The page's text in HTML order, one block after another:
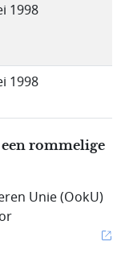
1998
1998
rommelige
Unie (OokU)